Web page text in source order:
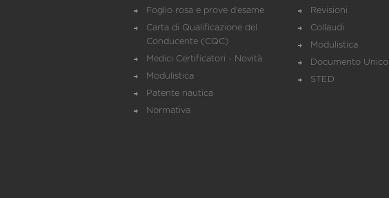
Foglio rosa e prove d’esame
Carta di Qualificazione del
Conducente (CQC)
Medici Certificatori - Novità
Modulistica
Patente nautica
Normativa
Revisioni
Collaudi
Modulistica
Documento Unico
STED